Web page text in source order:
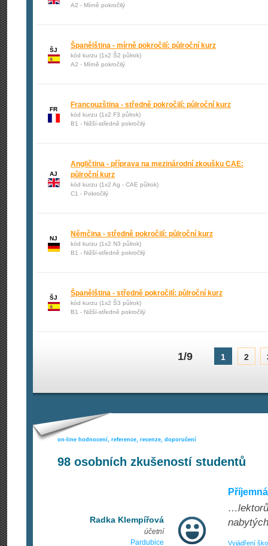
A2 - Mírně pokročilý
ŠJ
Španělština - mírně pokročilí: půlroční kurz
kód kurzu (1x2 Š2 půlrok)
A2 - Mírně pokročilý
FR
Francouzština - středně pokročilí: půlroční kurz
kód kurzu (1x2 F3 půlrok)
B1 - Nižší-středně pokročilý
AJ
Angličtina - příprava na mezinárodní zkoušku CAE:
půlroční kurz
kód kurzu (1x2 Ag - CAE půlrok)
C1 - Pokročilý
NJ
Němčina - středně pokročilí: půlroční kurz
kód kurzu (1x2 N3 půlrok)
B1 - Nižší-středně pokročilý
ŠJ
Španělština - středně pokročilí: půlroční kurz
kód kurzu (1x2 Š3 půlrok)
B1 - Nižší-středně pokročilý
1/9 1 2
on-line hodnocení, reference, recenze, doporučení
98 osobních zkušeností studentů
Radka Klempířová
účetní
Pardubice
Vyjádření